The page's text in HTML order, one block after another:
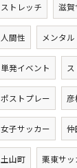
ストレッチ 滋賀
人間性 メンタル
単発イベント
ポストプレー
女子サッカー 仲
土山町 栗東サッ